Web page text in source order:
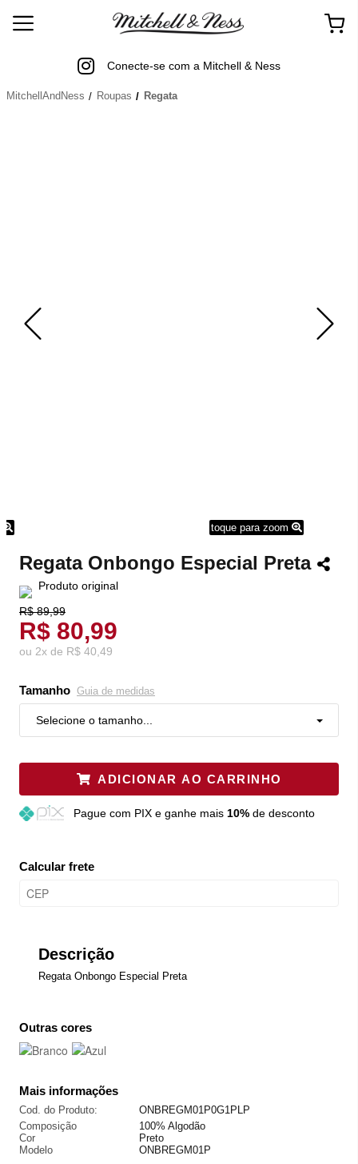
Conecte-se com a Mitchell & Ness
MitchellAndNess Roupas Regata
toque para zoom
Regata Onbongo Especial Preta
Produto original
R$ 89,99
R$ 80,99
ou 2x de R$ 40,49
Tamanho Guia de medidas
Selecione o tamanho...
ADICIONAR AO CARRINHO
Pague com PIX e ganhe mais 10%de desconto
Calcular frete
Descrição
Regata Onbongo Especial Preta
Outras cores
Mais informações
Cod. do Produto:
ONBREGM01P0G1PLP
Composição
100% Algodão
Cor
Preto
Modelo
ONBREGM01P